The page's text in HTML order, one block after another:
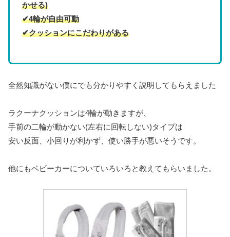
かせる)
✔4輪が自由可動
✔クッションにこだわりがある
全然知識がない僕にでも分かりやすく説明してもらえました
ラクーナクッションは4輪が動きますが、
手前の二輪が動かない(左右に回転しない)タイプは
安い反面、小回りが利かず、使い勝手が悪いそうです。
他にもベビーカーについていろいろと教えてもらいました。